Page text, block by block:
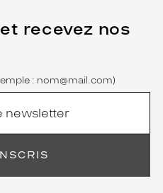
recevez nos
: nom@mail.com)